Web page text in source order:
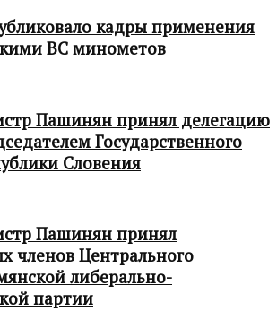
кадры применения
ВС минометов
Пашинян принял делегацию
Государственного
Словения
Пашинян принял
членов Центрального
либерально-
партии